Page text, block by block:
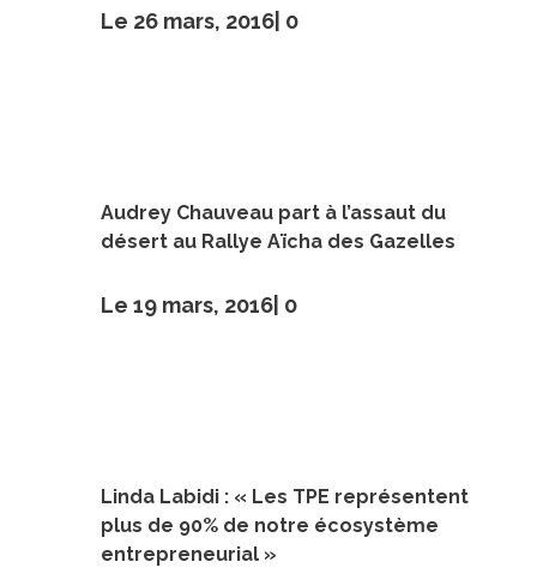
Le 26 mars, 2016| 0
Audrey Chauveau part à l’assaut du
désert au Rallye Aïcha des Gazelles
Le 19 mars, 2016| 0
Linda Labidi : « Les TPE représentent
plus de 90% de notre écosystème
entrepreneurial »